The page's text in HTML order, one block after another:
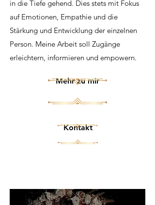
in die Tiefe gehend. Dies stets mit Fokus
auf Emotionen, Empathie und die
Stärkung und Entwicklung der einzelnen
Person. Meine Arbeit soll Zugänge
erleichtern, informieren und empowern.
Mehr zu mir
Kontakt